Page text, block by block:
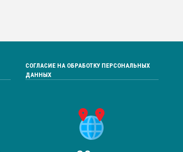
СОГЛАСИЕ НА ОБРАБОТКУ ПЕРСОНАЛЬНЫХ
ДАННЫХ